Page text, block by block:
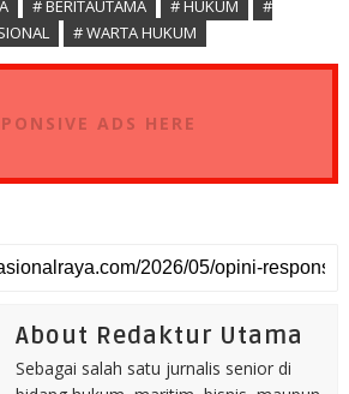
# BERITAUTAMA # HUKUM
#
# WARTA HUKUM
ADS HERE
About Redaktur Utama
Sebagai salah satu jurnalis senior di